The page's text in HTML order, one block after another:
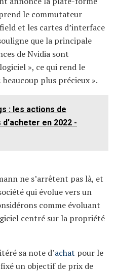
le commutateur
et les cartes d’interface
que la principale
de Nvidia sont
», ce qui rend le
plus précieux ».
: les actions de
en 2022 -
ne s’arrêtent pas là, et
qui évolue vers un
comme évoluant
centré sur la propriété
sa note d’achat pour le
un objectif de prix de